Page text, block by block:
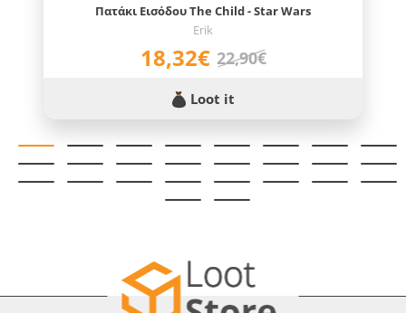
Πατάκι Εισόδου The Child - Star Wars
Erik
18,32€ 22,90€
Loot it